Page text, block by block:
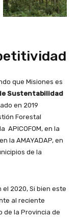
que Misiones es
Sustentabilidad
en 2019
Forestal
APICOFOM, en la
la AMAYADAP, en
de la
2020, Si bien este
al reciente
de la Provincia de